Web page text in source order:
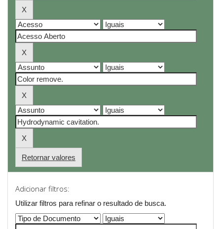
Retornar valores
Adicionar filtros:
Utilizar filtros para refinar o resultado de busca.